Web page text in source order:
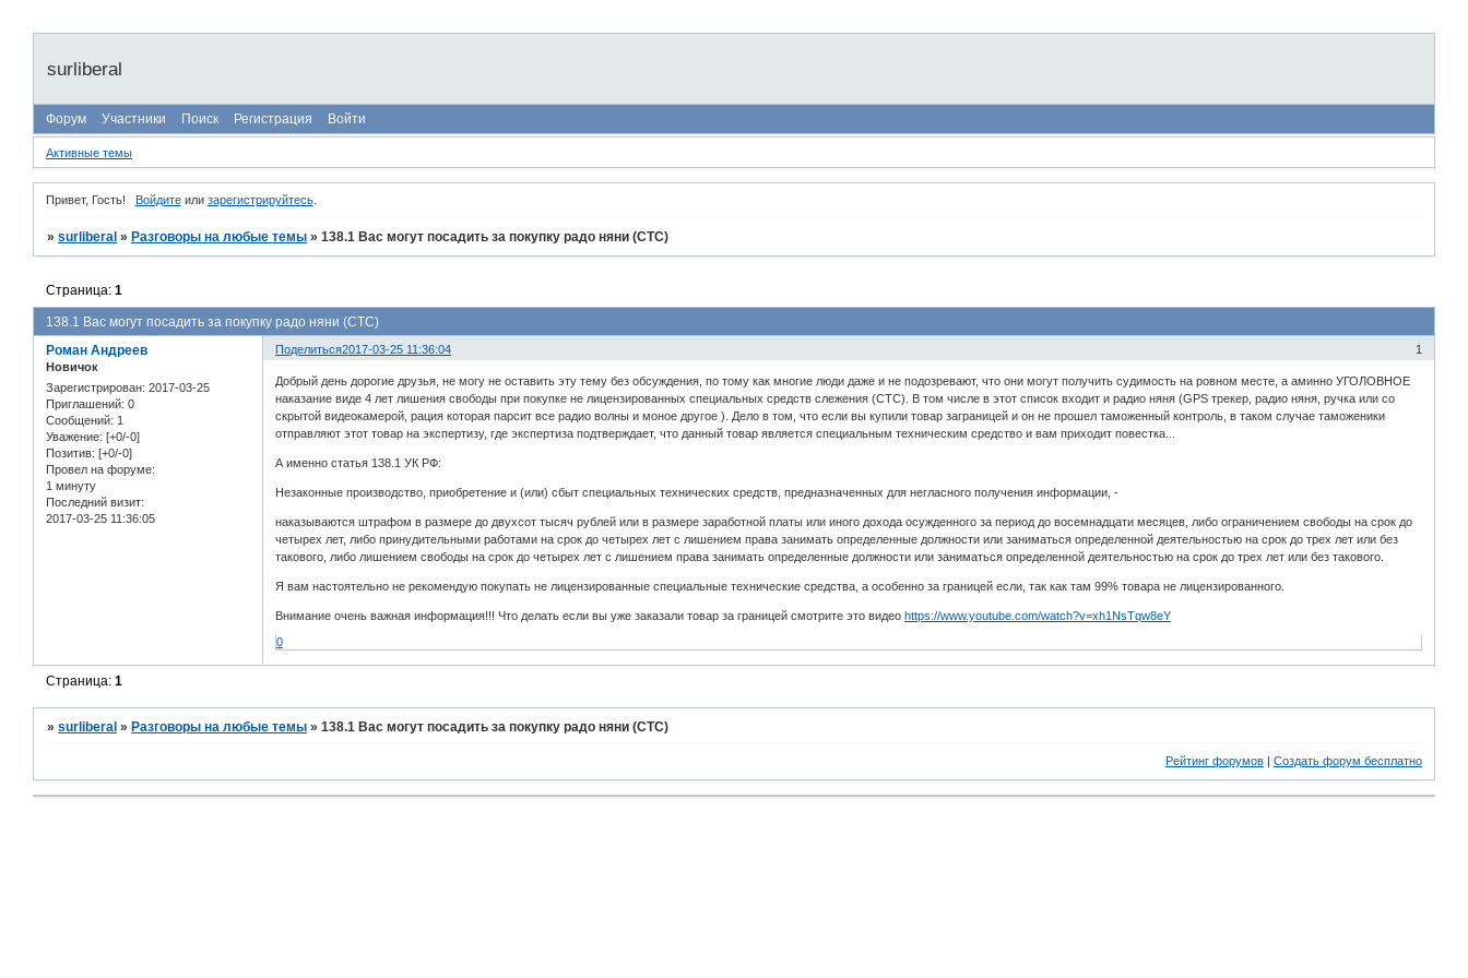
surliberal
Форум Участники Поиск Регистрация Войти
Активные темы
Привет, Гость! Войдитеили зарегистрируйтесь.
»surliberal » Разговоры на любые темы »138.1 Вас могут посадить за покупку радо няни (СТС)
138.1 Вас могут посадить за покупку радо няни (СТС)
Страница:1
Поделиться 1
2017-03-25 11:36:04
Роман Андреев
Новичок
Зарегистрирован: 2017-03-25
Приглашений: 0
Сообщений: 1
Уважение: [+0/-0]
Позитив: [+0/-0]
Провел на форуме:
1 минуту
Последний визит:
2017-03-25 11:36:05
Добрый день дорогие друзья, не могу не оставить эту тему без обсуждения, по тому как многие люди даже и не подозревают, что они могут получить судимость на ровном месте, а аминно УГОЛОВНОЕ
наказание виде 4 лет лишения свободы при покупке не лицензированных специальных средств слежения (СТС). В том числе в этот список входит и радио няня (GPS трекер, радио няня, ручка или со
скрытой видеокамерой, рация которая парсит все радио волны и моное другое ). Дело в том, что если вы купили товар заграницей и он не прошел таможенный контроль, в таком случае таможеники
отправляют этот товар на экспертизу, где экспертиза подтверждает, что данный товар является специальным техническим средство и вам приходит повестка...
А именно статья 138.1 УК РФ:
Незаконные производство, приобретение и (или) сбыт специальных технических средств, предназначенных для негласного получения информации, -
наказываются штрафом в размере до двухсот тысяч рублей или в размере заработной платы или иного дохода осужденного за период до восемнадцати месяцев, либо ограничением свободы на срок до
четырех лет, либо принудительными работами на срок до четырех лет с лишением права занимать определенные должности или заниматься определенной деятельностью на срок до трех лет или без
такового, либо лишением свободы на срок до четырех лет с лишением права занимать определенные должности или заниматься определенной деятельностью на срок до трех лет или без такового.
Я вам настоятельно не рекомендую покупать не лицензированные специальные технические средства, а особенно за границей если, так как там 99% товара не лицензированного.
Внимание очень важная информация!!! Что делать если вы уже заказали товар за границей смотрите это видеоhttps://www.youtube.com/watch?v=xh1NsTqw8eY
0
Страница:1
»surliberal »Разговоры на любые темы »138.1 Вас могут посадить за покупку радо няни (СТС)
Рейтинг форумов | Создать форум бесплатно